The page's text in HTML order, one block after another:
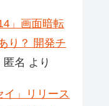
」画面暗転
り？ 開発チ
匿名 より
」リリース